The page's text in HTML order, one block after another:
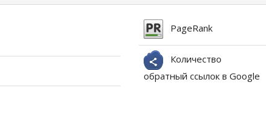
PageRank
Количество
обратный ссылок в Google